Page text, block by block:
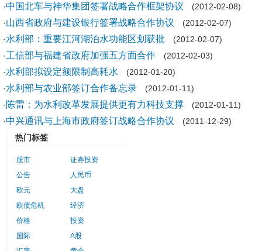
·中国北车与神华集团签署战略合作框架协议 (2012-02-08)
· 山西省政府与建设银行签署战略合作协议 (2012-02-07)
· 水利部：重要江河湖泊水功能区划获批 (2012-02-07)
· 工信部与福建省政府加强五方面合作 (2012-02-03)
· 水利部拟设定额限制高耗水 (2012-01-20)
· 水利部与农业部签订合作备忘录 (2012-01-11)
· 陈雷：为水利改革发展提供更有力科技支撑 (2012-01-11)
·中兴通讯与上海市政府签订战略合作协议 (2011-12-29)
热门标签
股市
公告
欧元
欧债危机
价格
国际
证券投资
人民币
大盘
经济
投资
A股